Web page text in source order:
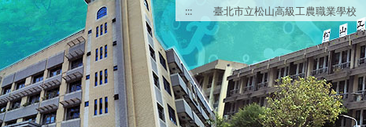
::: 臺北市立松山高級工農職業學校